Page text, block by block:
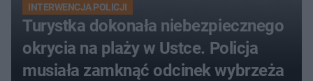
INTERWENCJA POLICJI
Turystka dokonała niebezpiecznego
okrycia na plaży w Ustce. Policja
musiała zamknąć odcinek wybrzeża